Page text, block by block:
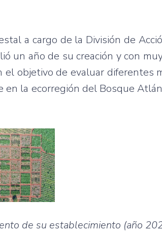
a cargo de la División de
un año de su creación y con
objetivo de evaluar diferentes
en la ecorregión del Bosque
de su establecimiento (año